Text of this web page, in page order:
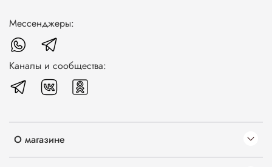
О магазине
Мессенджеры:
Каналы и сообщества: